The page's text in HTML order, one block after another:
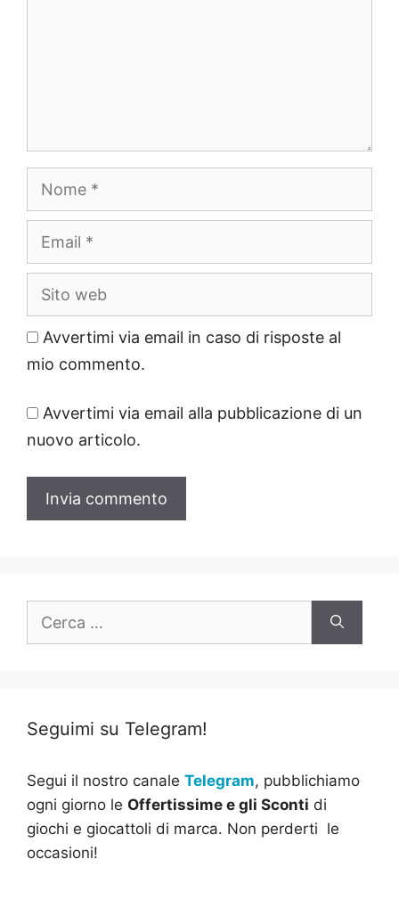
Sito
Avvertimi via email in caso di risposte al
mio commento.
Avvertimi via email alla pubblicazione di un
nuovo articolo.
Seguimi su Telegram!
Segui il nostro canale Telegram, pubblichiamo
ogni giorno le Offertissime e gli Sconti di
giochi e giocattoli di marca. Non perderti le
occasioni!